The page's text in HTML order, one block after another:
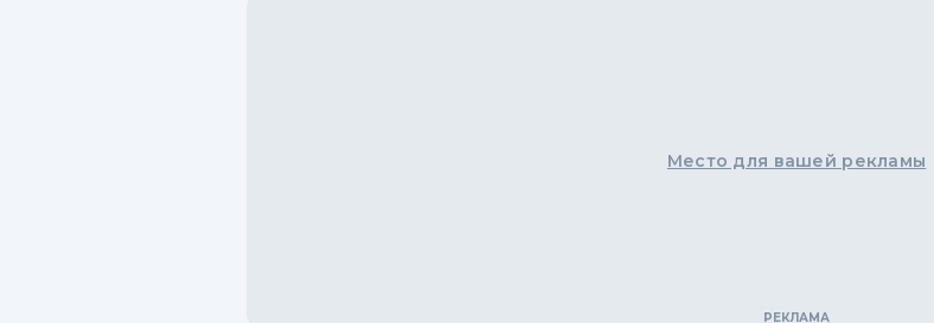
Место для вашей рекламы